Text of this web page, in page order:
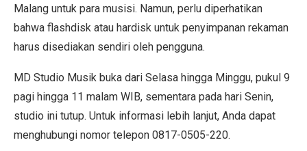
Malang untuk para musisi. Namun, perlu diperhatikan
bahwa flashdisk atau hardisk untuk penyimpanan rekaman
harus disediakan sendiri oleh pengguna.
MD Studio Musik buka dari Selasa hingga Minggu, pukul 9
pagi hingga 11 malam WIB, sementara pada hari Senin,
studio ini tutup. Untuk informasi lebih lanjut, Anda dapat
menghubungi nomor telepon 0817-0505-220.